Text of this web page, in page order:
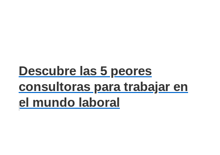
Descubre las 5 peores
consultoras para trabajar en
el mundo laboral